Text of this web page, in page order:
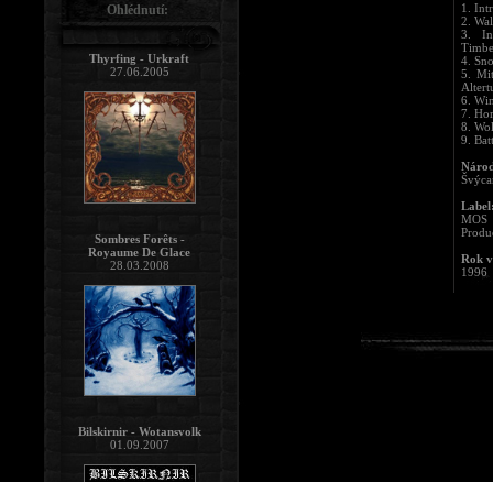
1.
2.
3.
4.
5.
6.
7.
8.
9.
Rok
1996
Ohlédnutí:
Thyrfing - Urkraft
27.06.2005
Sombres Forêts -
Royaume De Glace
28.03.2008
Bilskirnir - Wotansvolk
01.09.2007